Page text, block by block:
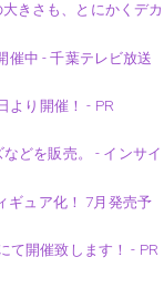
きさも、とにかくデカ
催中 - 千葉テレビ放送
より開催！ - PR
どを販売。 - インサイ
ギュア化！ 7月発売予
て開催致します！ - PR